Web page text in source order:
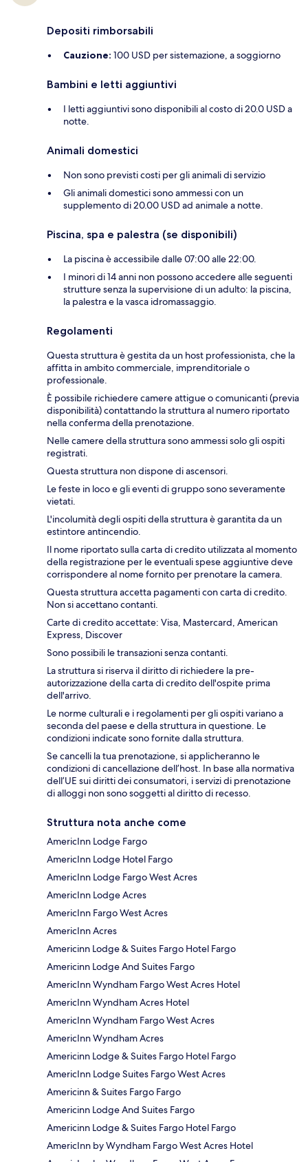
Depositi rimborsabili
Cauzione: 100 USD per sistemazione, a soggiorno
Bambini e letti aggiuntivi
I letti aggiuntivi sono disponibili al costo di 20.0 USD a
notte.
Animali domestici
Non sono previsti costi per gli animali di servizio
Gli animali domestici sono ammessi con un
supplemento di 20.00 USD ad animale a notte.
Piscina, spa e palestra (se disponibili)
La piscina è accessibile dalle 07:00 alle 22:00.
I minori di 14 anni non possono accedere alle seguenti
strutture senza la supervisione di un adulto: la piscina,
la palestra e la vasca idromassaggio.
Regolamenti
Questa struttura è gestita da un host professionista, che la
affitta in ambito commerciale, imprenditoriale o
professionale.
È possibile richiedere camere attigue o comunicanti (previa
disponibilità) contattando la struttura al numero riportato
nella conferma della prenotazione.
Nelle camere della struttura sono ammessi solo gli ospiti
registrati.
Questa struttura non dispone di ascensori.
Le feste in loco e gli eventi di gruppo sono severamente
vietati.
L'incolumità degli ospiti della struttura è garantita da un
estintore antincendio.
Il nome riportato sulla carta di credito utilizzata al momento
della registrazione per le eventuali spese aggiuntive deve
corrispondere al nome fornito per prenotare la camera.
Questa struttura accetta pagamenti con carta di credito.
Non si accettano contanti.
Carte di credito accettate: Visa, Mastercard, American
Express, Discover
Sono possibili le transazioni senza contanti.
La struttura si riserva il diritto di richiedere la pre-
autorizzazione della carta di credito dell'ospite prima
dell'arrivo.
Le norme culturali e i regolamenti per gli ospiti variano a
seconda del paese e della struttura in questione. Le
condizioni indicate sono fornite dalla struttura.
Se cancelli la tua prenotazione, si applicheranno le
condizioni di cancellazione dell’host. In base alla normativa
dell’UE sui diritti dei consumatori, i servizi di prenotazione
di alloggi non sono soggetti al diritto di recesso.
Struttura nota anche come
AmericInn Lodge Fargo
AmericInn Lodge Hotel Fargo
AmericInn Lodge Fargo West Acres
AmericInn Lodge Acres
AmericInn Fargo West Acres
AmericInn Acres
Americinn Lodge & Suites Fargo Hotel Fargo
Americinn Lodge And Suites Fargo
AmericInn Wyndham Fargo West Acres Hotel
AmericInn Wyndham Acres Hotel
AmericInn Wyndham Fargo West Acres
AmericInn Wyndham Acres
Americinn Lodge & Suites Fargo Hotel Fargo
AmericInn Lodge Suites Fargo West Acres
Americinn & Suites Fargo Fargo
Americinn Lodge And Suites Fargo
Americinn Lodge & Suites Fargo Hotel Fargo
AmericInn by Wyndham Fargo West Acres Hotel